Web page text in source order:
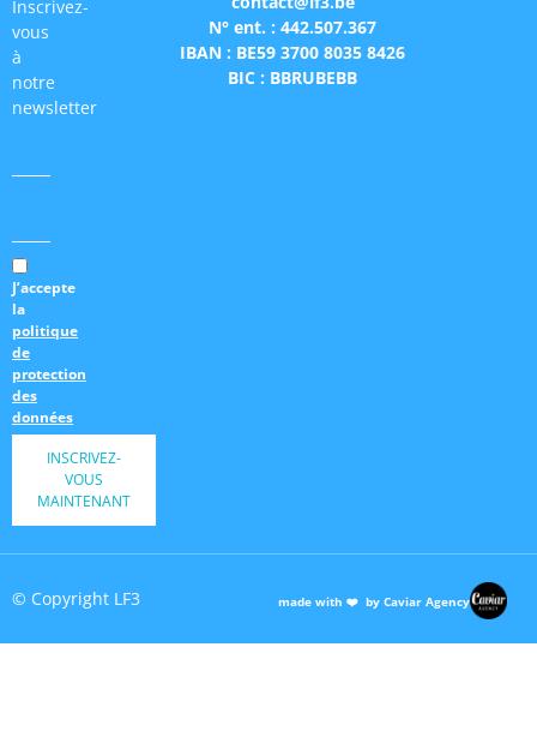
N° ent. : 442.507.367
IBAN : BE59 3700 8035 8426
BIC : BBRUBEBB
Inscrivez-
vous
à
notre
newsletter
J’accepte
la
politique
de
protection
des
données
INSCRIVEZ-
VOUS
MAINTENANT
© Copyright LF3 made with ❤️ by Caviar Agency